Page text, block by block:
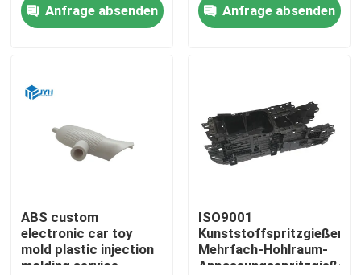
VR-Show
Über uns
Qualitätskontrolle
Anfrage absenden Anfrage absenden
ABS custom
electronic car toy
mold plastic injection
molding service
ISO9001
Kunststoffspritzgießerei
Mehrfach-Hohlraum-
Anpassungsspritzgießerei